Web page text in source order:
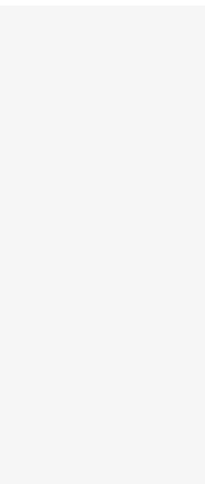
się do czasu wycofania
okres niezbędny do
zgody na
wynikający z umowy o
kontrolnych.
w przypadku gdy:
danych i nie